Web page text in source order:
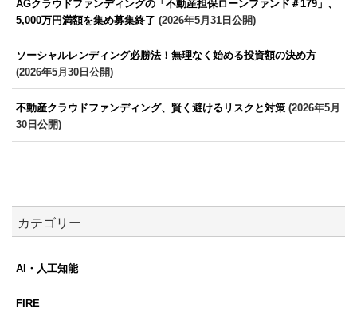
AGクラウドファンディングの「不動産担保ローンファンド＃179」、
5,000万円満額を集め募集終了 (2026年5月31日公開)
ソーシャルレンディング必勝法！無理なく始める投資額の決め方
(2026年5月30日公開)
不動産クラウドファンディング、賢く避けるリスクと対策 (2026年5月
30日公開)
カテゴリー
AI・人工知能
FIRE